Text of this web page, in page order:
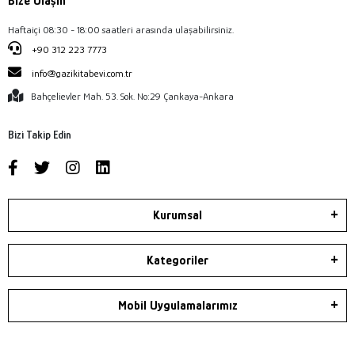
Haftaiçi 08:30 - 18:00 saatleri arasında ulaşabilirsiniz.
+90 312 223 7773
info@gazikitabevi.com.tr
Bahçelievler Mah. 53. Sok. No:29 Çankaya-Ankara
Bizi Takip Edin
Kurumsal
Kategoriler
Mobil Uygulamalarımız